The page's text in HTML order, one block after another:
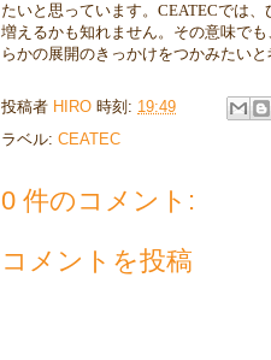
たいと思っています。 CEATECでは、
増えるかも知れません。その意味で
らかの展開のきっかけをつかみたい
投稿者 HIRO 時刻: 19:49
ラベル: CEATEC
0 件のコメント:
コメントを投稿